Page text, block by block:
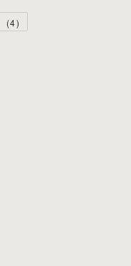
(4)